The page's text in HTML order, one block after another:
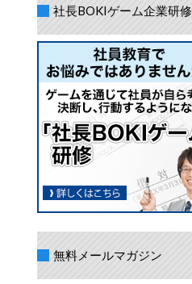
社長BOKIゲーム企業研修
無料メールマガジン